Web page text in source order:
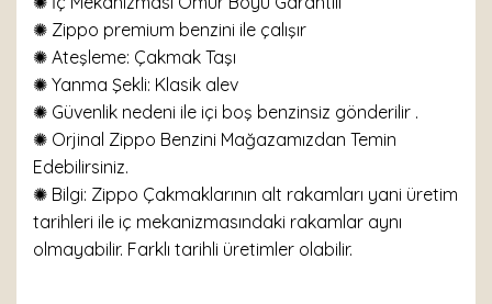
✺ Zippo premium benzini ile çalışır
✺ Ateşleme: Çakmak Taşı
✺ Yanma Şekli: Klasik alev
✺ Güvenlik nedeni ile içi boş benzinsiz gönderilir .
✺ Orjinal Zippo Benzini Mağazamızdan Temin
Edebilirsiniz.
✺ Bilgi: Zippo Çakmaklarının alt rakamları yani üretim
tarihleri ile iç mekanizmasındaki rakamlar aynı
olmayabilir. Farklı tarihli üretimler olabilir.